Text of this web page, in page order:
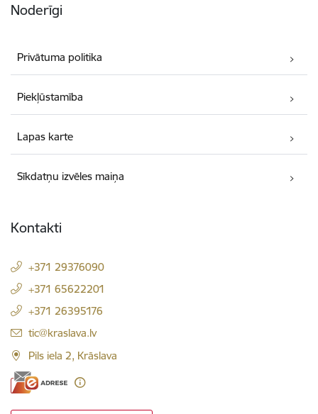
Noderīgi
Privātuma politika
Piekļūstamība
Lapas karte
Sīkdatņu izvēles maiņa
Kontakti
+371 29376090
+371 65622201
+371 26395176
E-pasts:
tic@kraslava.lv
Pils iela 2, Krāslava